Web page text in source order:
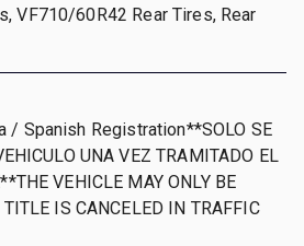
VF710/60R42 Rear Tires, Rear
/ Spanish Registration**SOLO SE
UNA VEZ TRAMITADO EL
VEHICLE MAY ONLY BE
IS CANCELED IN TRAFFIC